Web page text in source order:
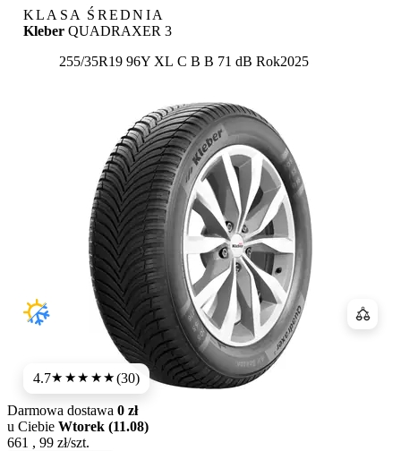
KLASA ŚREDNIA
Kleber QUADRAXER 3
255/35R19 96Y XL Etykieta:
C B B 71 dB Rok2025
4.7★★★★★(30)
Darmowa dostawa 0 zł
u Ciebie Wtorek (11.08)
661 , 99 zł/szt.